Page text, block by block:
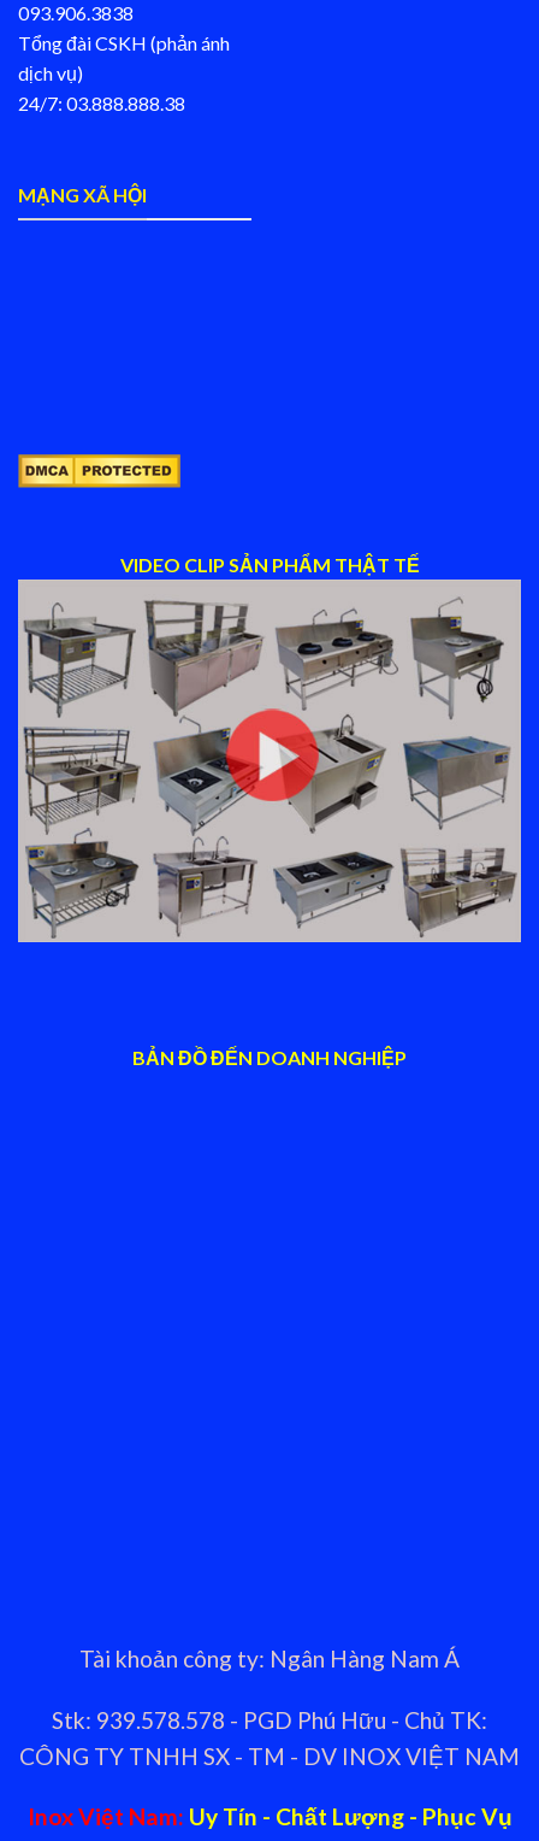
093.906.3838
Tổng đài CSKH (phản ánh
dịch vụ)
24/7: 03.888.888.38
MẠNG XÃ HỘI
VIDEO CLIP SẢN PHẨM THẬT TẾ
BẢN ĐỒ ĐẾN DOANH NGHIỆP
Tài khoản công ty: Ngân Hàng Nam Á
Stk: 939.578.578 - PGD Phú Hữu - Chủ TK:
CÔNG TY TNHH SX - TM - DV INOX VIỆT NAM
Inox Việt Nam: Uy Tín - Chất Lượng - Phục Vụ